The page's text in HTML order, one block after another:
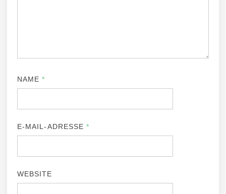
NAME*
E-MAIL-ADRESSE*
WEBSITE